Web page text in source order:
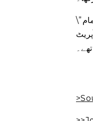
\”ایس بی پی سے حاصل کردہ اعداد و شمار سے پتہ چلتا ہے کہ پی ٹی آئی کی جانب سے مسترد کیے گئے تمام